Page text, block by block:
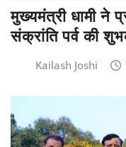
मुख्यमंत्री धामी ने
संक्रांति पर्व की
Kailash Joshi